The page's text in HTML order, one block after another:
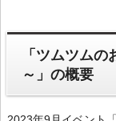
「ツムツム
～」の概要